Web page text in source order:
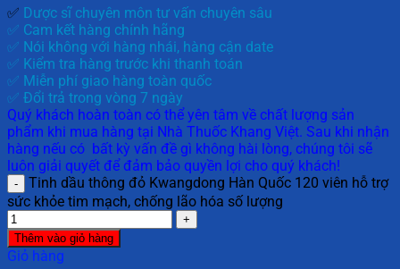
✅ Dược sĩ chuyên môn tư vấn chuyên sâu
✅ Cam kết hàng chính hãng
✅ Nói không với hàng nhái, hàng cận date
✅ Kiểm tra hàng trước khi thanh toán
✅ Miễn phí giao hàng toàn quốc
✅ Đổi trả trong vòng 7 ngày
Quý khách hoàn toàn có thể yên tâm về chất lượng sản
phẩm khi mua hàng tại Nhà Thuốc Khang Việt. Sau khi nhận
hàng nếu có bất kỳ vấn đề gì không hài lòng, chúng tôi sẽ
luôn giải quyết để đảm bảo quyền lợi cho quý khách!
Tinh dầu thông đỏ Kwangdong Hàn Quốc 120 viên hỗ trợ
sức khỏe tim mạch, chống lão hóa số lượng
Thêm vào giỏ hàng
Giỏ hàng